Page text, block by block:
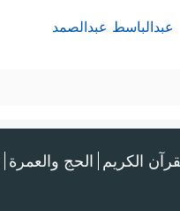
عبدالباسط عبدالصمد
الكريم الحج والعمرة